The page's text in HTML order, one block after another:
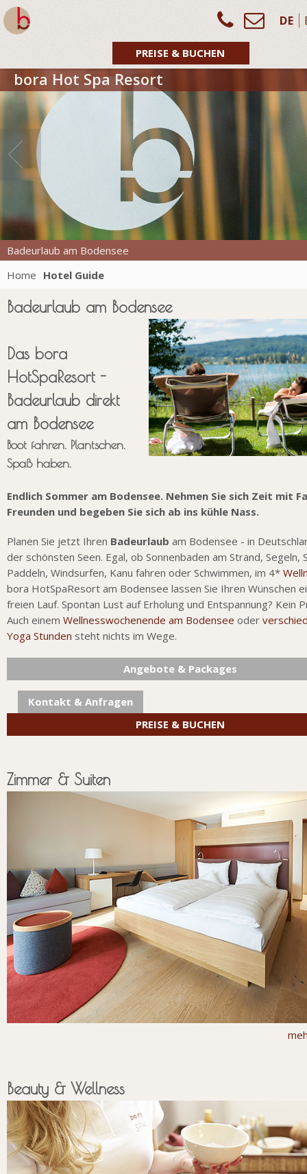
DE
PREISE & BUCHEN
Badeurlaub Bodensee
Boot fahren auf dem Bodensee
Home Hotel Guide
Badeurlaub am Bodensee
Das bora
HotSpaResort -
Badeurlaub direkt
am Bodensee
Boot fahren. Plantschen.
Spaß haben.
Endlich Sommer am Bodensee. Nehmen Sie sich Zeit mit
Freunden und begeben Sie sich ab ins kühle Nass.
Planen Sie jetzt Ihren Badeurlaub am Bodensee - in
der schönsten Seen. Egal, ob Sonnenbaden am Strand, Segeln,
Paddeln, Windsurfen, Kanu fahren oder Schwimmen, im 4*
bora HotSpaResort am Bodensee lassen Sie Ihren Wünschen
freien Lauf. Spontan Lust auf Erholung und Entspannung? Kein
Auch einem Wellnesswochenende am Bodensee oder
Yoga Stunden steht nichts im Wege.
Angebote & Packages
Kontakt & Anfragen
PREISE & BUCHEN
Zimmer & Suiten
Beauty & Wellness